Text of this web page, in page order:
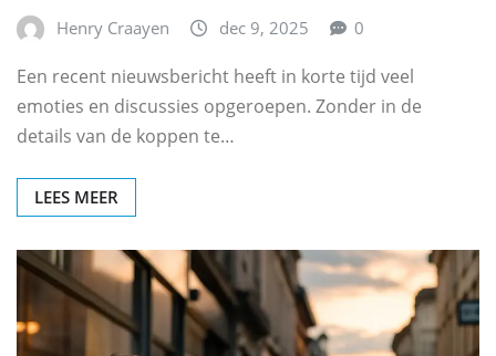
Henry Craayen dec 9, 2025 0
Een recent nieuwsbericht heeft in korte tijd veel
emoties en discussies opgeroepen. Zonder in de
details van de koppen te…
LEES MEER